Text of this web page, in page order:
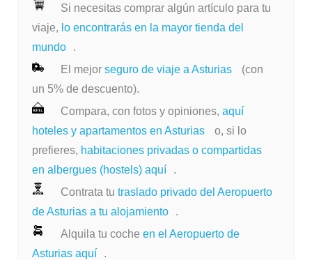
Si necesitas comprar algún artículo para tu
viaje, lo encontrarás en la mayor tienda del
mundo
.
El mejor seguro de viaje a Asturias
(con
un 5% de descuento).
Compara, con fotos y opiniones, aquí
hoteles y apartamentos en Asturias
o, si lo
prefieres, habitaciones privadas o compartidas
en albergues (hostels) aquí
.
Contrata tu traslado privado del Aeropuerto
de Asturias a tu alojamiento
.
Alquila tu coche en el Aeropuerto de
Asturias aquí
.